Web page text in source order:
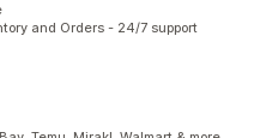
and Orders - 24/7 support